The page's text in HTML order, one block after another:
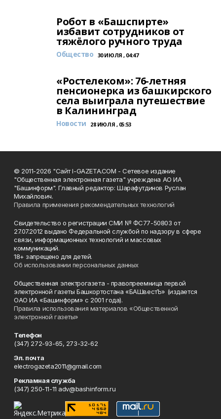
Робот в «Башспирте»
избавит сотрудников от
тяжёлого ручного труда
Общество 30 ИЮЛЯ , 04:47
«Ростелеком»: 76-летняя
пенсионерка из башкирского
села выиграла путешествие
в Калининград
Новости 28 ИЮЛЯ , 05:53
© 2011-2026 "Сайт I-GAZETA.COM - Сетевое издание
"Общественная электронная газета" учреждена АО ИА
"Башинформ". Главный редактор: Шарафутдинов Руслан
Михайлович.
Правила применения рекомендательных технологий
Свидетельство о регистрации СМИ № ФС77-50803 от
27.07.2012 выдано Федеральной службой по надзору в сфере
связи, информационных технологий и массовых
коммуникаций.
18+ запрещено для детей.
Об использовании персональных данных
Общественная электрогазета - правопреемница первой
электронной газеты Башкортостана «БАШвестЪ» (издается
ОАО ИА «Башинформ» с 2001 года).
Правила использования материалов «Общественной
электронной газеты»
Телефон
(347) 272-93-65, 273-32-62
Эл. почта
electrogazeta2011@gmail.com
Рекламная служба
(347) 250-11-11 adv@bashinform.ru